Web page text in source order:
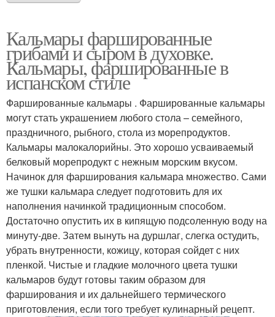
Кальмары фаршированные
грибами и сыром в духовке.
Кальмары, фаршированные в
испанском стиле
Фаршированные кальмары . Фаршированные кальмары
могут стать украшением любого стола – семейного,
праздничного, рыбного, стола из морепродуктов.
Кальмары малокалорийны. Это хорошо усваиваемый
белковый морепродукт с нежным морским вкусом.
Начинок для фарширования кальмара множество. Сами
же тушки кальмара следует подготовить для их
наполнения начинкой традиционным способом.
Достаточно опустить их в кипящую подсоленную воду на
минуту-две. Затем вынуть на дуршлаг, слегка остудить,
убрать внутренности, кожицу, которая сойдет с них
пленкой. Чистые и гладкие молочного цвета тушки
кальмаров будут готовы таким образом для
фарширования и их дальнейшего термического
приготовления, если того требует кулинарный рецепт.